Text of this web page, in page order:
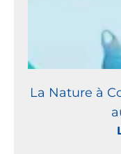
La Nature à